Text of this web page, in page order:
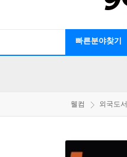
빠른분야찾기
웰컴 외국도서